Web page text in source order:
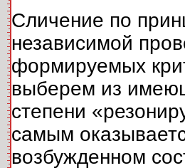
Сличение по
независимой
формируемых
выберем из
степени
самым
возбужденном